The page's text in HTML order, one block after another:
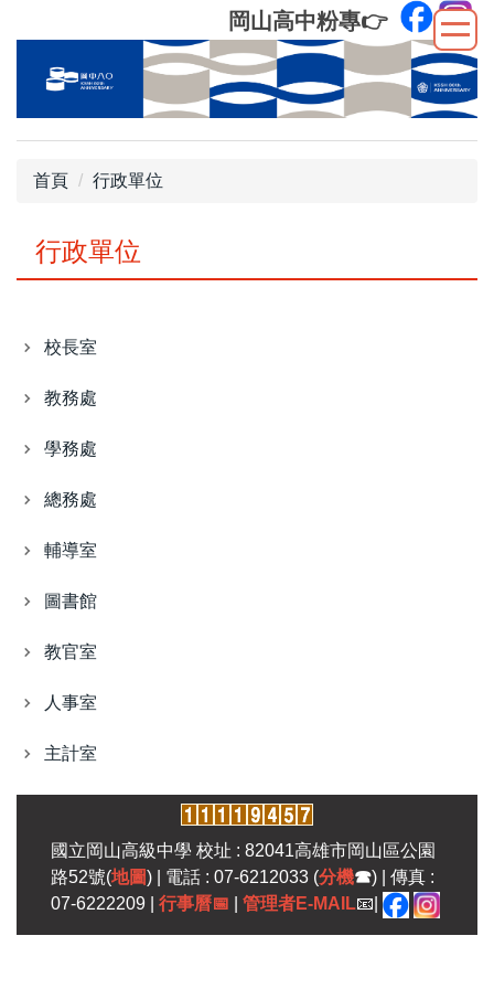
到
內
岡山高中粉專👉
首頁 行政單位
行政單位
校長室
教務處
學務處
總務處
輔導室
圖書館
教官室
人事室
主計室
國立岡山高級中學 校址 : 82041高雄市岡山區公園
路52號(地圖) | 電話 : 07-6212033 (分機☎) | 傳真 :
07-6222209 | 行事曆📅 管理者E-MAIL📧|